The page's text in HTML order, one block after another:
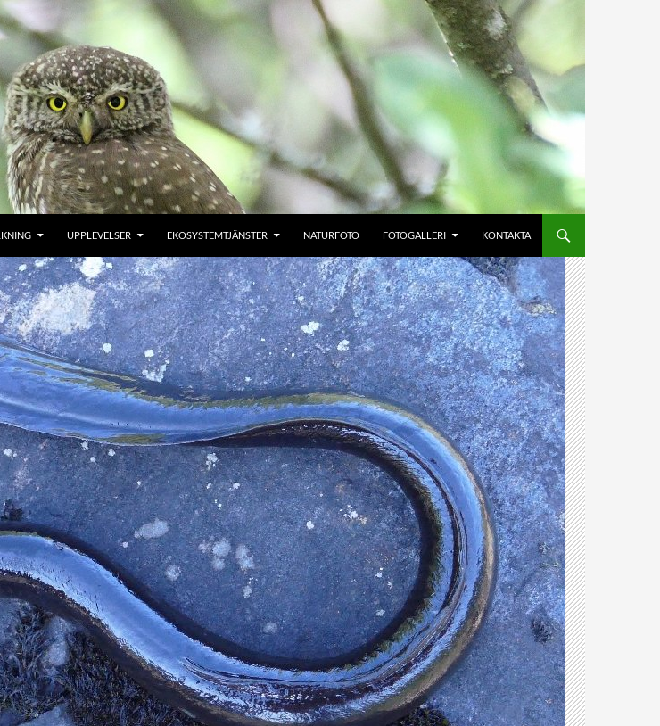
UPPLEVELSER EKOSYSTEMTJÄNSTER NATURFOTO FOTOGALLERI KONTAKTA